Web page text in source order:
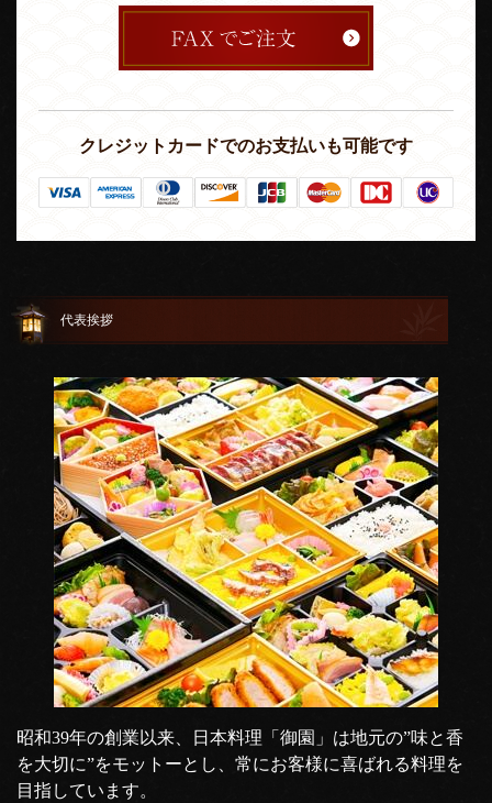
クレジットカードでのお支払いも可能です
代表挨拶
昭和39年の創業以来、日本料理「御園」は地元の”味と香
を大切に”をモットーとし、常にお客様に喜ばれる料理を
目指しています。